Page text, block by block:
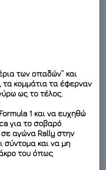
των οπαδών” και
τα κομμάτια τα έφερναν
ως το τέλος.
1 και να ευχηθώ
για το σοβαρό
αγώνα Rally στην
σύντομα και να μη
του όπως